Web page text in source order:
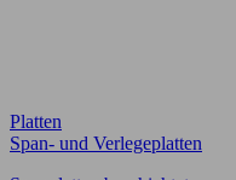
Platten
Span- und Verlegeplatten